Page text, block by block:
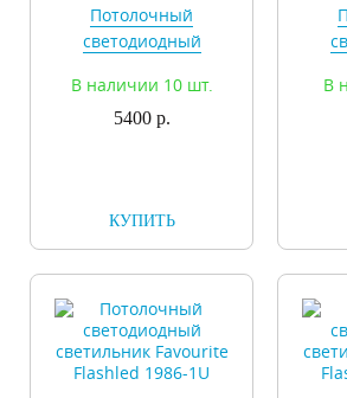
Потолочный
светодиодный
Drum 2249-1U
В наличии 10 шт.
5400 р.
КУПИТЬ
В